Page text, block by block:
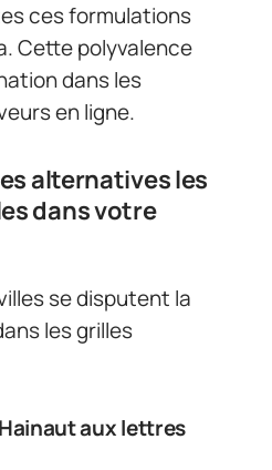
ces formulations
Cette polyvalence
dans les
en ligne.
alternatives les
dans votre
se disputent la
les grilles
aux lettres